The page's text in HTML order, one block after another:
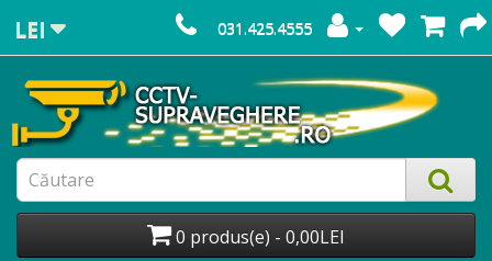
LEI 031.425.4555
0 produs(e) - 0,00LEI